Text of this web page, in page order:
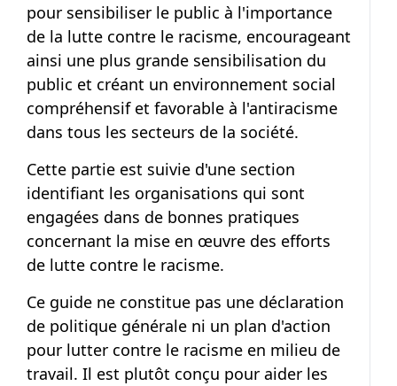
pour sensibiliser le public à l'importance
de la lutte contre le racisme, encourageant
ainsi une plus grande sensibilisation du
public et créant un environnement social
compréhensif et favorable à l'antiracisme
dans tous les secteurs de la société.
Cette partie est suivie d'une section
identifiant les organisations qui sont
engagées dans de bonnes pratiques
concernant la mise en œuvre des efforts
de lutte contre le racisme.
Ce guide ne constitue pas une déclaration
de politique générale ni un plan d'action
pour lutter contre le racisme en milieu de
travail. Il est plutôt conçu pour aider les